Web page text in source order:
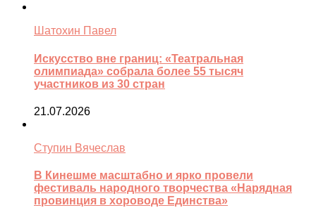
Шатохин Павел
Искусство вне границ: «Театральная
олимпиада» собрала более 55 тысяч
участников из 30 стран
21.07.2026
Ступин Вячеслав
В Кинешме масштабно и ярко провели
фестиваль народного творчества «Нарядная
провинция в хороводе Единства»